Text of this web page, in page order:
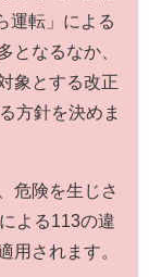
運転」による
となるなか、
象とする改正
方針を決めま
危険を生じさ
よる113の違
用されます。